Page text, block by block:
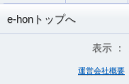
e-honトップへ
表示 ：
運営会社概要